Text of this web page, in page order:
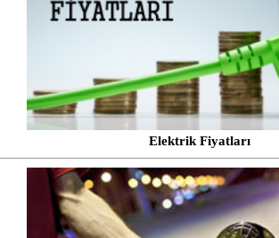
Elektrik Fiyatları